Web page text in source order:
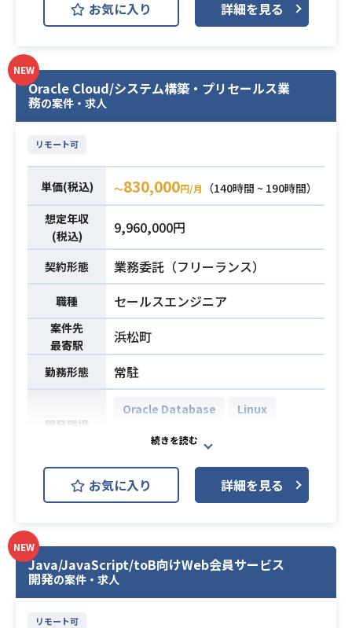
・スケジュール管理のご経験
・ステークホルダーマネジメント
業務内容
ける開発および保守運用をご担当い
ただきます。
て、要件定義から開発・保守運用ま
で幅広くご推進いただくポジション
す。
・海外向け中古自動車ECサイトの保
守運用および機能開発
・事業側責任者および担当者との要
件定義や各種調整
・ソースコードベースからの仕様調
査および主体的なトラブルシューテ
ィング
※詳細は面談時にお伝えします。
・システム開発業務経験7年以上相当
（PHP経験、システム保守経験を含
・SQLの基礎知識があり、実際に記
述できるスキル
の経験
・ソースコードベースからの仕様調
義および各種調整の経験
お気に入り 詳細を見る
NEW
Oracle Cloud/システム構築・プリセールス業
務の案件・求人
リモート可
単価(税込) 〜830,000円/月
（140時間 ~ 190時間）
想定年収
(税込)
9,960,000円
契約形態 業務委託（フリーランス）
職種 セールスエンジニア
案件先
最寄駅
浜松町
勤務形態 常駐
開発環境
Oracle Database
Linux
VMware
Ansible
Oracle Cloudをベースとしたシステ
ムの販促に伴い、
受注後のシステム構築までをご担当
いただきます。
構築フェーズにおいては、プロジェ
お気に入り 詳細を見る
NEW
Java/JavaScript/toB向けWeb会員サービス
開発の案件・求人
リモート可